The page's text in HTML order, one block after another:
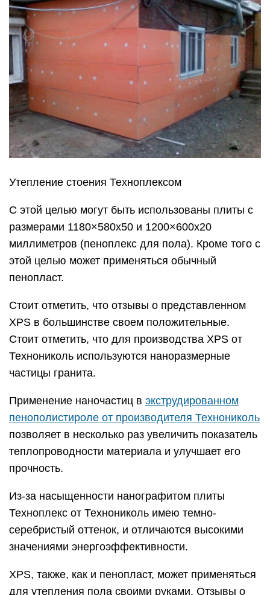
Утепление стоения Техноплексом
С этой целью могут быть использованы плиты с
размерами 1180×580х50 и 1200×600х20
миллиметров (пеноплекс для пола). Кроме того с
этой целью может применяться обычный
пенопласт.
Стоит отметить, что отзывы о представленном
XPS в большинстве своем положительные.
Стоит отметить, что для производства XPS от
Технониколь используются наноразмерные
частицы гранита.
Применение наночастиц в экструдированном
пенополистироле от производителя Технониколь
позволяет в несколько раз увеличить показатель
теплопроводности материала и улучшает его
прочность.
Из-за насыщенности нанографитом плиты
Техноплекс от Технониколь имею темно-
серебристый оттенок, и отличаются высокими
значениями энергоэффективности.
XPS, также, как и пенопласт, может применяться
для утепления пола своими руками. Отзывы о